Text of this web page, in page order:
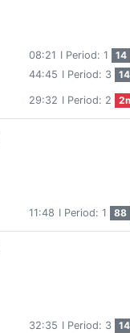
08:21 I Period: 1 14
44:45 I Period: 3 14
29:32 I Period: 2
11:48 I Period: 1 88
32:35 I Period: 3 14